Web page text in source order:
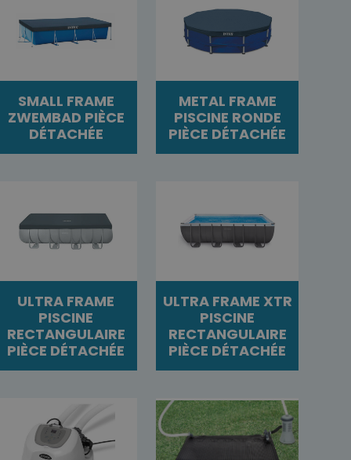
SMALL FRAME
ZWEMBAD PIÈCE
DÉTACHÉE
METAL FRAME
PISCINE RONDE
PIÈCE DÉTACHÉE
ULTRA FRAME
PISCINE
RECTANGULAIRE
PIÈCE DÉTACHÉE
ULTRA FRAME XTR
PISCINE
RECTANGULAIRE
PIÈCE DÉTACHÉE